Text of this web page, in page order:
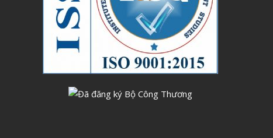
Tháng Mười Một 2022
Tháng Mười 2022
Tháng Chín 2022
Tháng Bảy 2022